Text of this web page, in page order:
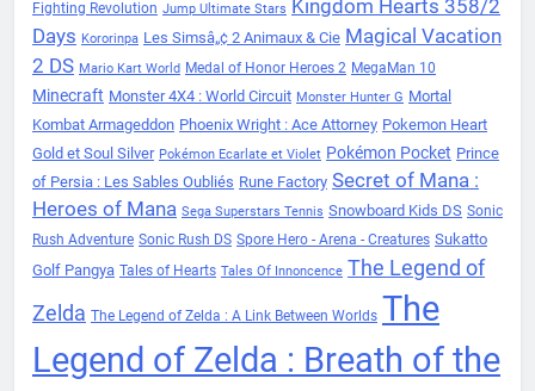
Fighting Revolution Jump Ultimate Stars Kingdom Hearts 358/2
Days Kororinpa Les Simsâ„¢ 2 Animaux & Cie Magical Vacation
2 DS Mario Kart World Medal of Honor Heroes 2 MegaMan 10
Minecraft Monster 4X4 : World Circuit Monster Hunter G Mortal
Kombat Armageddon Phoenix Wright : Ace Attorney Pokemon Heart
Gold et Soul Silver Pokémon Ecarlate et Violet Pokémon Pocket Prince
of Persia : Les Sables Oubliés Rune Factory Secret of Mana :
Heroes of Mana Sega Superstars Tennis Snowboard Kids DS Sonic
Rush Adventure Sonic Rush DS Spore Hero - Arena - Creatures Sukatto
Golf Pangya Tales of Hearts Tales Of Innoncence The Legend of
Zelda The Legend of Zelda : A Link Between Worlds The
Legend of Zelda : Breath of the